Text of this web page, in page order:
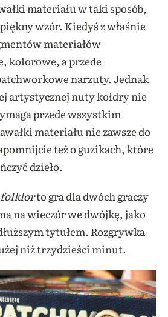
materiału w taki sposób,
wzór. Kiedyś z właśnie
materiałów
kolorowe, a przede
narzuty. Jednak
artystycznej nuty kołdry nie
przede wszystkim
materiału nie zawsze do
też o guzikach, które
dzieło.
folklorto gra dla dwóch graczy
na wieczór we dwójkę, jako
tytułem. Rozgrywka
niż trzydzieści minut.